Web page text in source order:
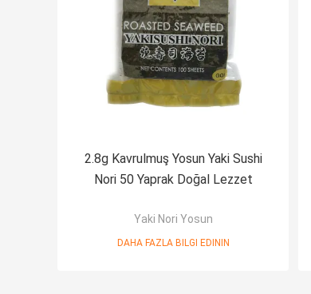
2.8g Kavrulmuş Yosun Yaki Sushi
Nori 50 Yaprak Doğal Lezzet
Yaki Nori Yosun
DAHA FAZLA BILGI EDININ